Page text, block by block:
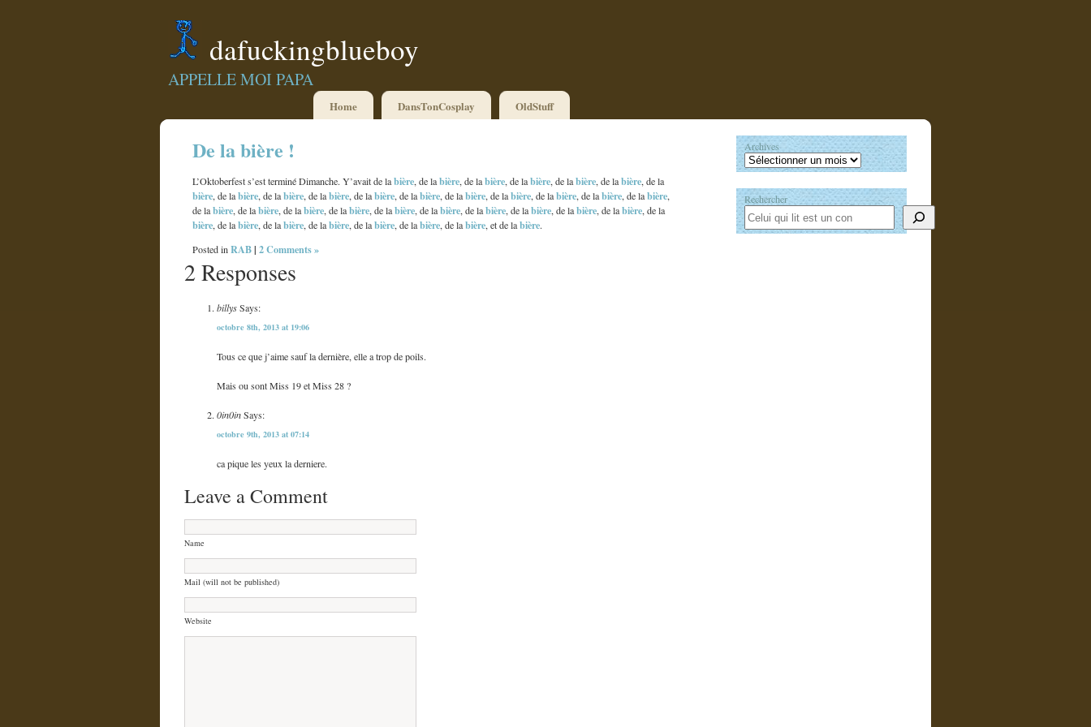
dafuckingblueboy
APPELLE MOI PAPA
Home DansTonCosplay OldStuff
De la bière !
L’Oktoberfest s’est terminé Dimanche. Y’avait de labière, de labière, de labière, de labière, de labière, de labière, de la
bière, de labière, de labière, de labière, de labière, de labière, de labière, de labière, de labière, de labière, de labière,
de labière, de labière, de labière, de labière, de labière, de labière, de labière, de labière, de labière, de labière, de la
bière, de labière, de labière, de labière, de labière, de labière, de labière, et de labière.
Posted inRAB| 2 Comments »
2 Responses
billysSays:
octobre 8th, 2013 at 19:06
Tous ce que j’aime sauf la dernière, elle a trop de poils.
Mais ou sont Miss 19 et Miss 28 ?
0in0inSays:
octobre 9th, 2013 at 07:14
ca pique les yeux la derniere.
Leave a Comment
Name
Mail (will not be published)
Website
Archives
Rechercher